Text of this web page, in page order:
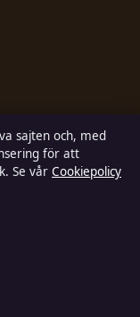
sajten och, med
för att
Se vår Cookiepolicy